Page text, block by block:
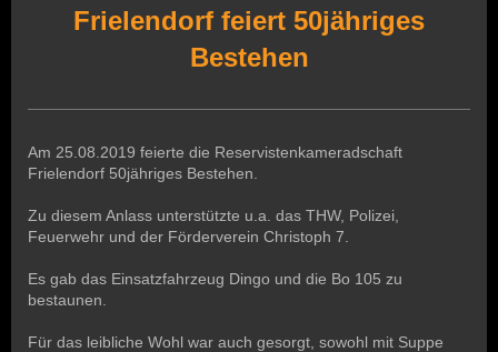
Frielendorf feiert 50jähriges
Bestehen
Am 25.08.2019 feierte die Reservistenkameradschaft
Frielendorf 50jähriges Bestehen.
Zu diesem Anlass unterstützte u.a. das THW, Polizei,
Feuerwehr und der Förderverein Christoph 7.
Es gab das Einsatzfahrzeug Dingo und die Bo 105 zu
bestaunen.
Für das leibliche Wohl war auch gesorgt, sowohl mit Suppe